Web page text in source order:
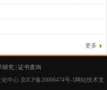
更多
研究 证书查询
化中心 京ICP备20006474号-1网站技术支